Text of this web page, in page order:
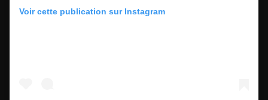
Voir cette publication sur Instagram